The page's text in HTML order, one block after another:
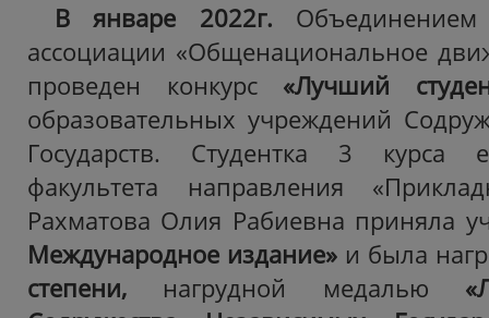
В январе 2022г.
ассоциации «Общенациональное
проведен конкурс «Лучший
образовательных учреждений
Государств. Студентка 3 курса
факультета направления
Рахматова Олия Рабиевна приняла
Международное издание» и была
степени, нагрудной медалью